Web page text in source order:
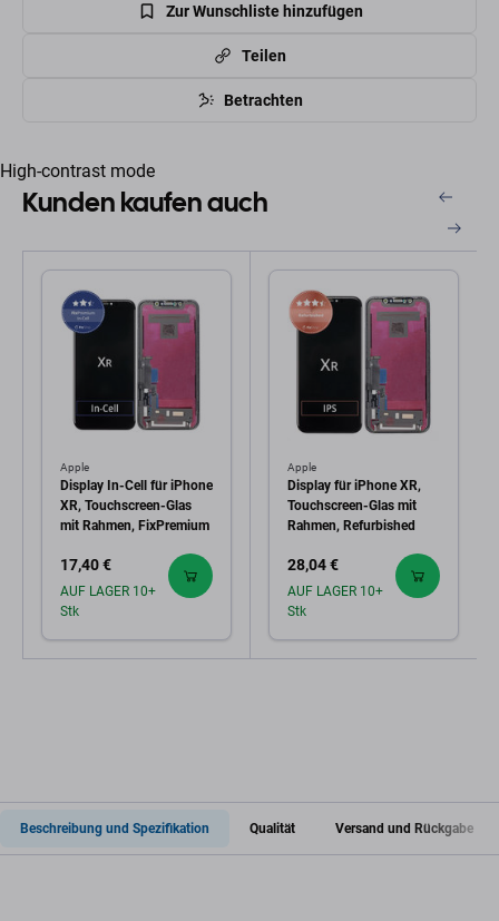
Zur Wunschliste hinzufügen
Teilen
Betrachten
High-contrast mode
Kunden kaufen auch
Apple
Display In-Cell für iPhone
XR, Touchscreen-Glas
mit Rahmen, FixPremium
17,40 €
AUF LAGER 10+
Stk
Apple
Display für iPhone XR,
Touchscreen-Glas mit
Rahmen, Refurbished
28,04 €
AUF LAGER 10+
Stk
Beschreibung und Spezifikation Qualität Versand und Rückgabe